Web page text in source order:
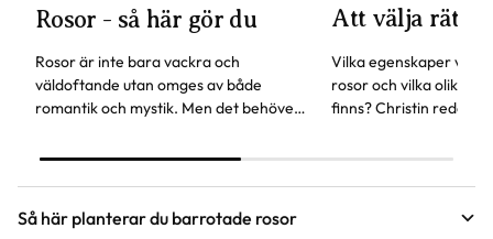
Rosor - så här gör du
Rosor är inte bara vackra och
väldoftande utan omges av både
romantik och mystik. Men det behöver
hittar du svaren på vanliga frågor om
Att välja rätt
Vilka egenskaper vill
rosor och vilka olika
finns? Christin reder
önskemål.
Så här planterar du barrotade rosor